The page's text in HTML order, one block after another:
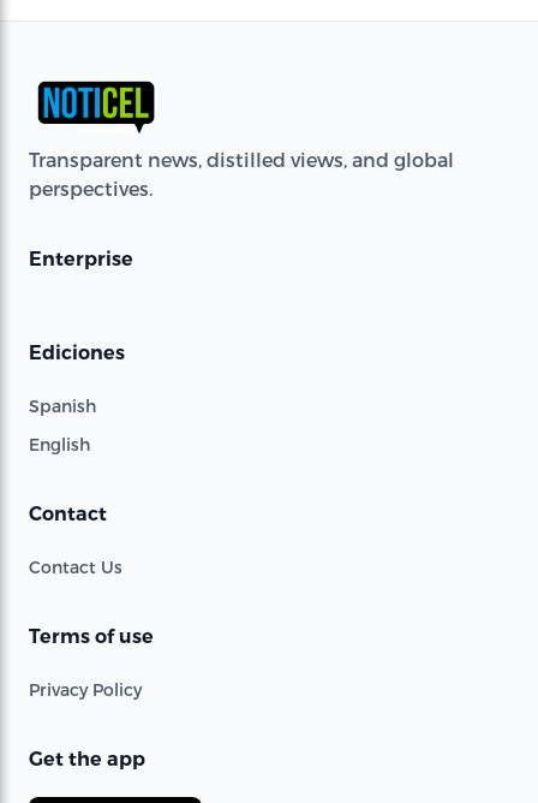
Transparent news, distilled views, and global
perspectives.
Enterprise
Ediciones
Spanish
English
Contact
Contact Us
Terms of use
Privacy Policy
Get the app